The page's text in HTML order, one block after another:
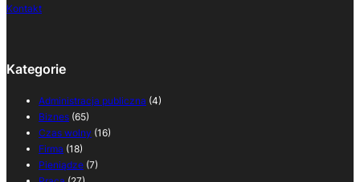
Kontakt
Kategorie
Administracja publiczna (4)
Biznes (65)
Czas wolny (16)
Firma (18)
Pieniądze (7)